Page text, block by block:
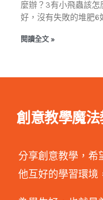
麼辦？3有小飛蟲該
好，沒有失敗的堆肥6
閱讀全文 »
創意教學魔
分享創意教學，希
他互好的學習環境